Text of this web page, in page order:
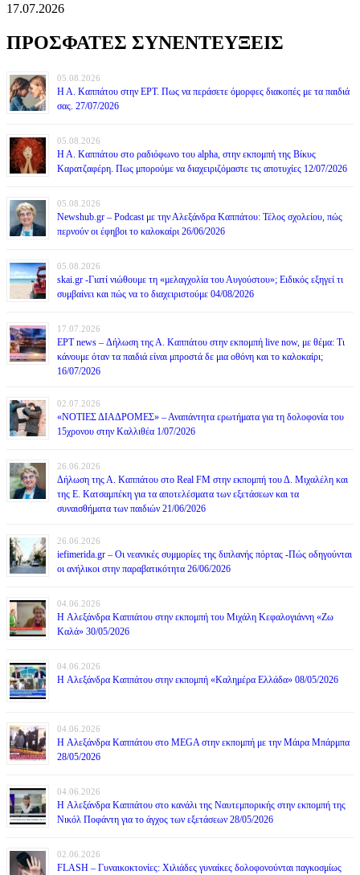
17.07.2026
ΠΡΟΣΦΑΤΕΣ ΣΥΝΕΝΤΕΥΞΕΙΣ
05.08.2026
Η Α. Καππάτου στην ΕΡΤ. Πως να περάσετε όμορφες διακοπές με τα παιδιά
σας. 27/07/2026
05.08.2026
Η Α. Καππάτου στο ραδιόφωνο του alpha, στην εκπομπή της Βίκυς
Καρατζαφέρη. Πως μπορούμε να διαχειριζόμαστε τις αποτυχίες 12/07/2026
05.08.2026
Newshub.gr – Podcast με την Αλεξάνδρα Καππάτου: Τέλος σχολείου, πώς
περνούν οι έφηβοι το καλοκαίρι 26/06/2026
05.08.2026
skai.gr -Γιατί νιώθουμε τη «μελαγχολία του Αυγούστου»; Ειδικός εξηγεί τι
συμβαίνει και πώς να το διαχειριστούμε 04/08/2026
17.07.2026
ΕΡΤ news – Δήλωση της Α. Καππάτου στην εκπομπή live now, με θέμα: Τι
κάνουμε όταν τα παιδιά είναι μπροστά δε μια οθόνη και το καλοκαίρι;
16/07/2026
02.07.2026
«ΝΟΤΙΕΣ ΔΙΑΔΡΟΜΕΣ» – Αναπάντητα ερωτήματα για τη δολοφονία του
15χρονου στην Καλλιθέα 1/07/2026
26.06.2026
Δήλωση της Α. Καππάτου στο Real FM στην εκπομπή του Δ. Μιχαλέλη και
της Ε. Κατσαμπέκη για τα αποτελέσματα των εξετάσεων και τα
συναισθήματα των παιδιών 21/06/2026
26.06.2026
iefimerida.gr – Οι νεανικές συμμορίες της διπλανής πόρτας -Πώς οδηγούνται
οι ανήλικοι στην παραβατικότητα 26/06/2026
04.06.2026
H Αλεξάνδρα Καππάτου στην εκπομπή του Μιχάλη Κεφαλογιάννη «Ζω
Καλά» 30/05/2026
04.06.2026
H Αλεξάνδρα Καππάτου στην εκπομπή «Καλημέρα Ελλάδα» 08/05/2026
04.06.2026
H Αλεξάνδρα Καππάτου στο MEGA στην εκπομπή με την Μάιρα Mπάρμπα
28/05/2026
04.06.2026
H Αλεξάνδρα Καππάτου στο κανάλι της Ναυτεμπορικής στην εκπομπή της
Νικόλ Ποφάντη για το άγχος των εξετάσεων 28/05/2026
02.06.2026
FLASH – Γυναικοκτονίες: Χιλιάδες γυναίκες δολοφονούνται παγκοσμίως